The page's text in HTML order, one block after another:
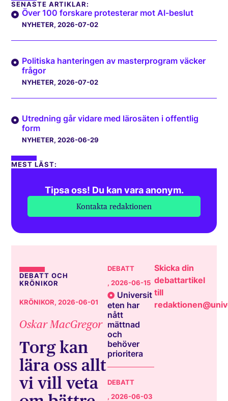
SENASTE ARTIKLAR:
Över 100 forskare protesterar mot AI-beslut
NYHETER, 2026-07-02
Politiska hanteringen av masterprogram väcker
frågor
NYHETER, 2026-07-02
Utredning går vidare med lärosäten i offentlig
form
NYHETER, 2026-06-29
MEST LÄST:
Tipsa oss! Du kan vara anonym.
Kontakta redaktionen
DEBATT OCH
KRÖNIKOR
KRÖNIKOR, 2026-06-01
Oskar MacGregor
Torg kan
lära oss allt
vi vill veta
DEBATT
, 2026-06-15
Universit
eten har
nått
mättnad
och
behöver
prioritera
DEBATT
, 2026-06-03
Skicka din
debattartikel
till